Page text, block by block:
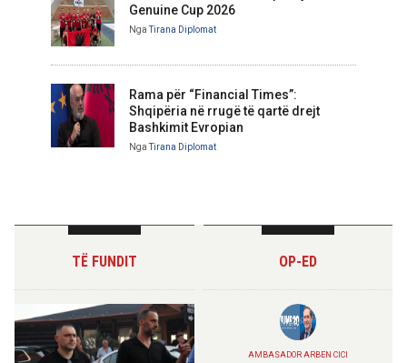
Genuine Cup 2026
NgaTirana Diplomat
Rama për “Financial Times”:
Shqipëria në rrugë të qartë drejt
Bashkimit Evropian
NgaTirana Diplomat
TË FUNDIT OP-ED
AMBASADOR ARBEN CICI